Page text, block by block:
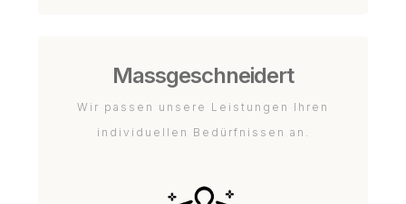
Massgeschneidert
Wir passen unsere Leistungen Ihren
individuellen Bedürfnissen an.